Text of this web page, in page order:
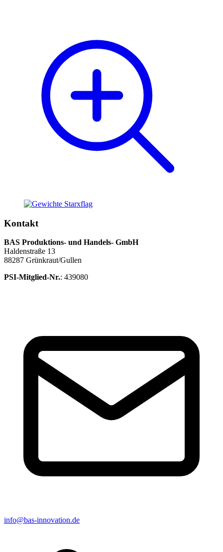
Kontakt
BAS Produktions- und Handels- GmbH
Haldenstraße 13
88287 Grünkraut/Gullen
PSI-Mitglied-Nr.: 439080
info@bas-innovation.de